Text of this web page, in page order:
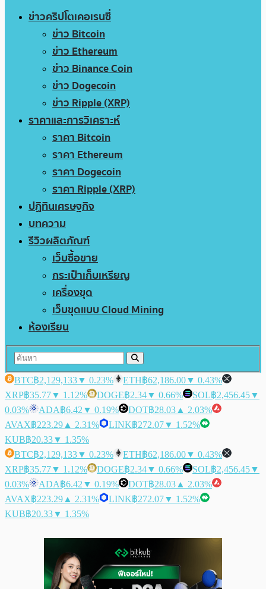
ข่าวคริปโตเคอเรนซี่
ข่าว Bitcoin
ข่าว Ethereum
ข่าว Binance Coin
ข่าว Dogecoin
ข่าว Ripple (XRP)
ราคาและการวิเคราะห์
ราคา Bitcoin
ราคา Ethereum
ราคา Dogecoin
ราคา Ripple (XRP)
ปฏิทินเศรษฐกิจ
บทความ
รีวิวผลิตภัณฑ์
เว็บซื้อขาย
กระเป๋าเก็บเหรียญ
เครื่องขุด
เว็บขุดแบบ Cloud Mining
ห้องเรียน
BTC฿2,129,133▼ 0.23% ETH฿62,186.00▼ 0.43%
XRP฿35.77▼ 1.12% DOGE฿2.34▼ 0.66% SOL฿2,456.45▼
0.03%
ADA฿6.42 ▼ 0.19% DOT฿28.03 ▲ 2.03%
AVAX฿223.29 ▲ 2.31% LINK฿272.07▼ 1.52%
KUB฿20.33▼ 1.35%
BTC฿2,129,133▼ 0.23% ETH฿62,186.00▼ 0.43%
XRP฿35.77▼ 1.12% DOGE฿2.34▼ 0.66% SOL฿2,456.45▼
0.03%
ADA฿6.42 ▼ 0.19% DOT฿28.03 ▲ 2.03%
AVAX฿223.29 ▲ 2.31% LINK฿272.07▼ 1.52%
KUB฿20.33▼ 1.35%